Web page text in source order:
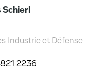
Schierl
Industrie et Défense
2236